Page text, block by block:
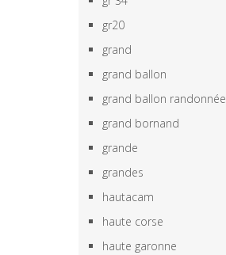
gr20
grand
grand ballon
grand ballon randonnée
grand bornand
grande
grandes
hautacam
haute corse
haute garonne